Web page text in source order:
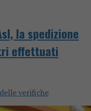
la spedizione
effettuati
verifiche